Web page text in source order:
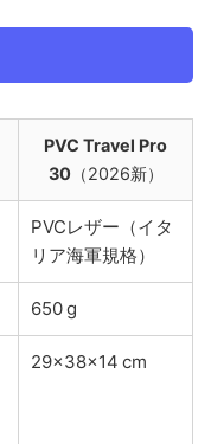
PVC Travel Pro
30（2026新）
PVCレザー（イタ
リア海軍規格）
650 g
29×38×14 cm